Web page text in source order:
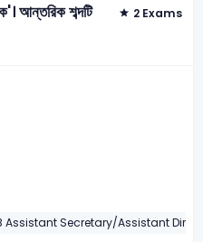
আন্তরিক শব্দটি
2 Exams
Assistant Secretary/Assistant